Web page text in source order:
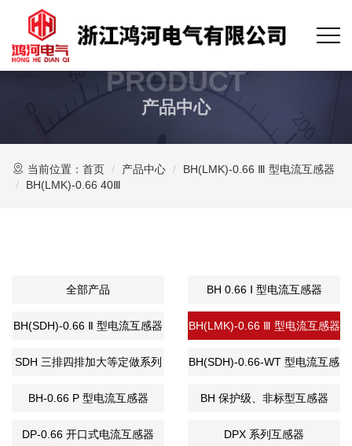
产品中心
PRODUCT
当前位置： 首页 产品中心
BH(LMK)-0.66 Ⅲ 型电流互感器
BH(LMK)-0.66 40Ⅲ
全部产品 BH 0.66 Ⅰ 型电流互感器
BH(SDH)-0.66 Ⅱ 型电流互感器 BH(LMK)-0.66 Ⅲ 型电流互感器
SDH 三排四排加大等定做系列 BH(SDH)-0.66-WT 型电流互感
器
BH-0.66 P 型电流互感器 BH 保护级、非标型互感器
DP-0.66 开口式电流互感器 DPX 系列互感器